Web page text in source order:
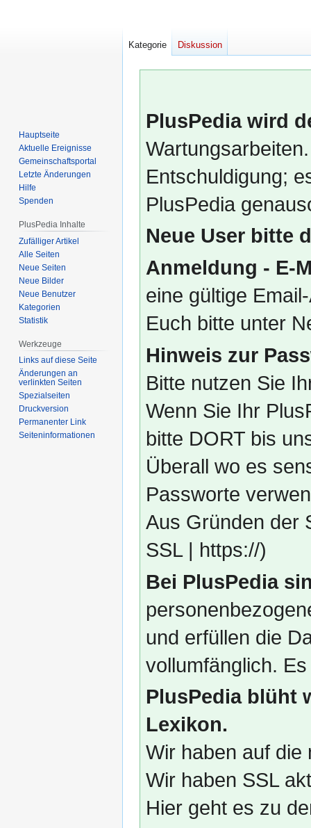
PlusPedia wird
Entschuldigung;
PlusPedia
Neue User bitte
Anmeldung - E-
eine gültige
Euch bitte unter
Hinweis zur
Bitte nutzen Sie
Wenn Sie Ihr
bitte DORT bis
Überall wo es
Passworte
Aus Gründen der
SSL | https://)
Bei PlusPedia
und erfüllen die
vollumfänglich.
PlusPedia blüht
Lexikon.
Wir haben auf die
Wir haben SSL
Hier geht es zu
Kategorie Diskussion
Hauptseite
Aktuelle Ereignisse
Gemeinschafts­portal
Letzte Änderungen
Hilfe
Spenden
PlusPedia Inhalte
Zufälliger Artikel
Alle Seiten
Neue Seiten
Neue Bilder
Neue Benutzer
Kategorien
Statistik
Werkzeuge
Links auf diese Seite
Änderungen an
verlinkten Seiten
Spezialseiten
Druckversion
Permanenter Link
Seiten­­informationen